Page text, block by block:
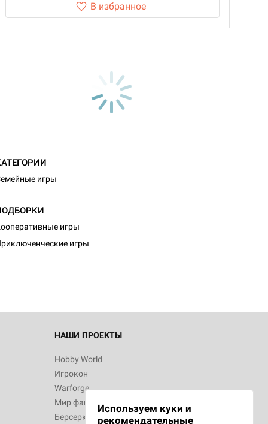
В избранное
игры
игры
игры
НАШИ ПРОЕКТЫ
Hobby World
Игрокон
Warforge
Мир фантастики
Берсерк
Используем куки и
рекомендательные